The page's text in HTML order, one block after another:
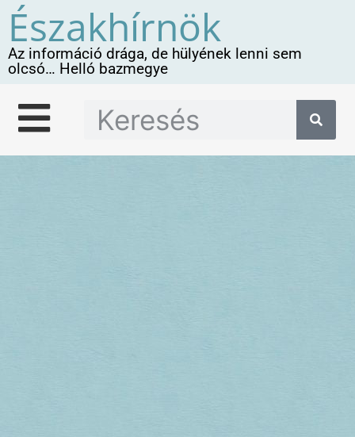
Északhírnök
Az információ drága, de hülyének lenni sem
olcsó… Helló bazmegye